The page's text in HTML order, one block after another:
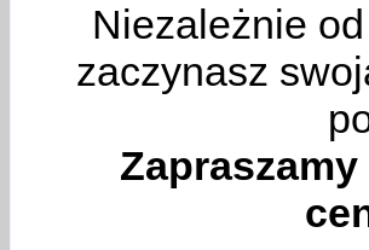
Niezależnie
zaczynasz